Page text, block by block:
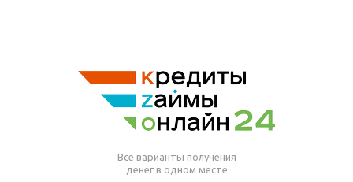
Все варианты получения
денег в одном месте